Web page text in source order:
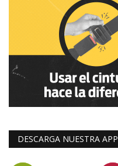
DESCARGA NUESTRA APP